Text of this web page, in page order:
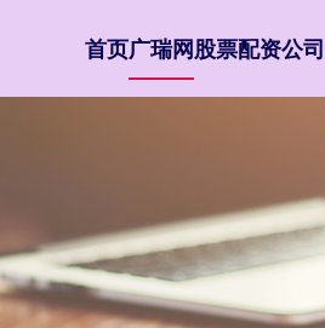
首页广瑞网股票配资公司